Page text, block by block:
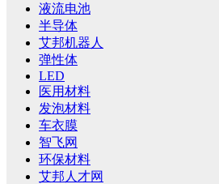
液流电池
半导体
艾邦机器人
弹性体
LED
医用材料
发泡材料
车衣膜
智飞网
环保材料
艾邦人才网